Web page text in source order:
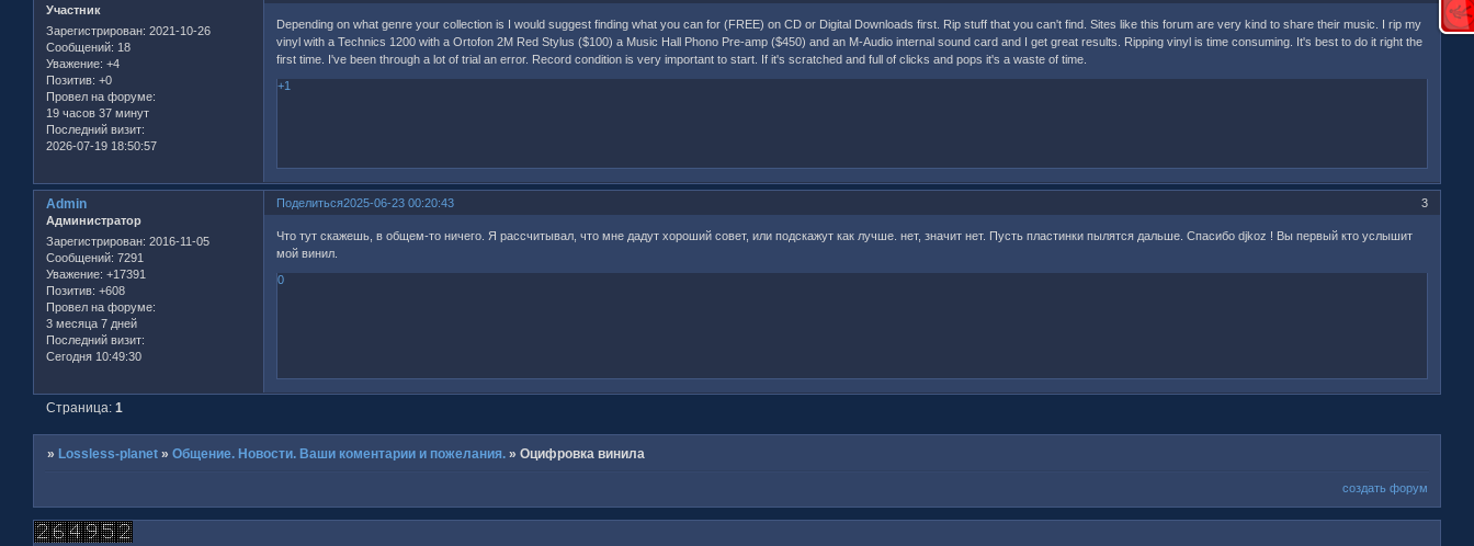
Участник
Зарегистрирован: 2021-10-26
Сообщений: 18
Уважение: +4
Позитив: +0
Провел на форуме:
19 часов 37 минут
Последний визит:
2026-07-19 18:50:57
Depending on what genre your collection is I would suggest finding what you can for (FREE) on CD or Digital Downloads first. Rip stuff that you can't find. Sites like this forum are very kind to share their music. I rip my
vinyl with a Technics 1200 with a Ortofon 2M Red Stylus ($100) a Music Hall Phono Pre-amp ($450) and an M-Audio internal sound card and I get great results. Ripping vinyl is time consuming. It's best to do it right the
first time. I've been through a lot of trial an error. Record condition is very important to start. If it's scratched and full of clicks and pops it's a waste of time.
+1
Поделиться 3
2025-06-23 00:20:43
Admin
Администратор
Зарегистрирован: 2016-11-05
Сообщений: 7291
Уважение: +17391
Позитив: +608
Провел на форуме:
3 месяца 7 дней
Последний визит:
Сегодня 10:49:30
Что тут скажешь, в общем-то ничего. Я рассчитывал, что мне дадут хороший совет, или подскажут как лучше. нет, значит нет. Пусть пластинки пылятся дальше. Спасибо djkoz ! Вы первый кто услышит
мой винил.
0
Страница:1
» Lossless-planet »Общение. Новости. Ваши коментарии и пожелания. »Оцифровка винила
создать форум